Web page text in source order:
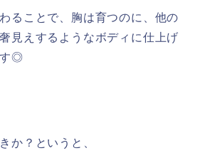
ることで、胸は育つのに、他の
見えするようなボディに仕上げ
す◎
か？というと、